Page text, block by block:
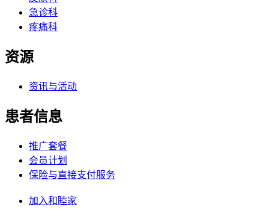
急诊科
疼痛科
资源
资讯与活动
患者信息
推广套餐
会员计划
保险与直接支付服务
加入和睦家